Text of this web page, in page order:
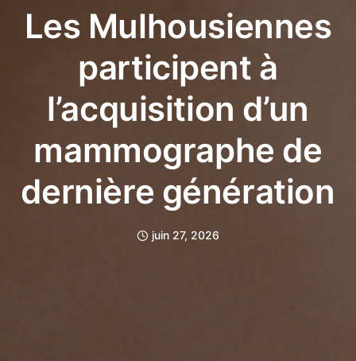
Les Mulhousiennes
participent à
l’acquisition d’un
mammographe de
dernière génération
juin 27, 2026